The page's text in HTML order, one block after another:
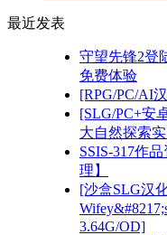
最近发表
守望先锋2登
免费体验
[RPG/PC/AI
[SLG/PC+安
大自然探索
SSIS-317作
理】
[沙盒SLG汉
3.64G/OD]